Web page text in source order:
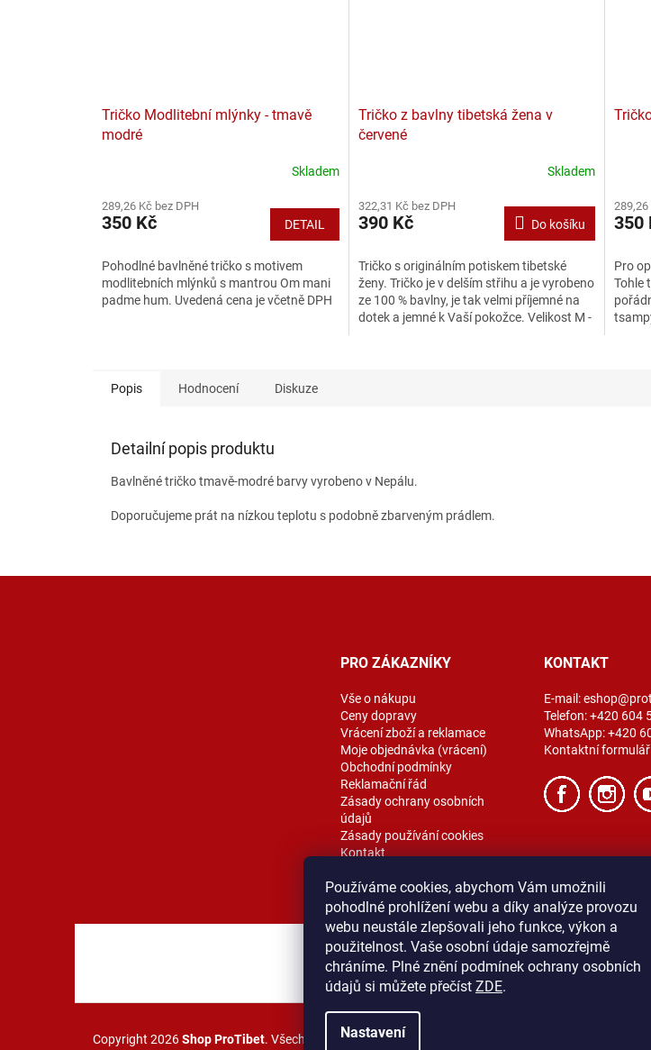
Používáme cookies, abychom Vám umožnili
pohodlné prohlížení webu a díky analýze provozu
webu neustále zlepšovali jeho funkce, výkon a
použitelnost. Vaše osobní údaje samozřejmě
chráníme. Plné znění podmínek ochrany osobních
údajů si můžete přečíst ZDE.
Nastavení
Tričko Modlitební mlýnky - tmavě
modré
Skladem
289,26 Kč bez DPH
350 Kč DETAIL
Pohodlné bavlněné tričko s motivem
modlitebních mlýnků s mantrou Om mani
padme hum. Uvedená cena je včetně DPH
Tričko z bavlny tibetská žena v
červené
Skladem
322,31 Kč bez DPH
390 Kč Do košíku
Tričko s originálním potiskem tibetské
ženy. Tričko je v delším střihu a je vyrobeno
ze 100 % bavlny, je tak velmi příjemné na
dotek a jemné k Vaší pokožce. Velikost M -
289,26
350
Pro
Tohle
Popis Hodnocení Diskuze
Detailní popis produktu
Bavlněné tričko tmavě-modré barvy vyrobeno v Nepálu.
Doporučujeme prát na nízkou teplotu s podobně zbarveným prádlem.
PRO ZÁKAZNÍKY
Vše o nákupu
Ceny dopravy
Vrácení zboží a reklamace
Moje objednávka (vrácení)
Obchodní podmínky
Reklamační řád
Zásady ochrany osobních
údajů
Zásady používání cookies
Kontakt
KONTAKT
E-mail:
Telefon:+420 604
WhatsApp:+420
Kontaktní formulář
MOST ProTibet Vše o nákupu Obchodní podmínky
Copyright 2026Shop ProTibet. Všechna práva vyhrazena.